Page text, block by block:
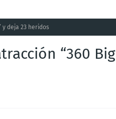
y deja 23 heridos
“360 Big